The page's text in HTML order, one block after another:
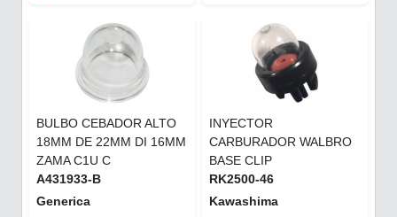
BULBO CEBADOR ALTO
18MM DE 22MM DI 16MM
ZAMA C1U C
A431933-B
Generica
INYECTOR
CARBURADOR WALBRO
BASE CLIP
RK2500-46
Kawashima